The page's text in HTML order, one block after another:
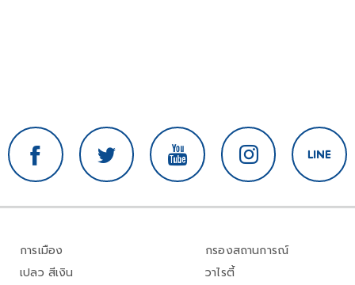
การเมือง
เปลว สีเงิน
กรองสถานการณ์
วาไรตี้